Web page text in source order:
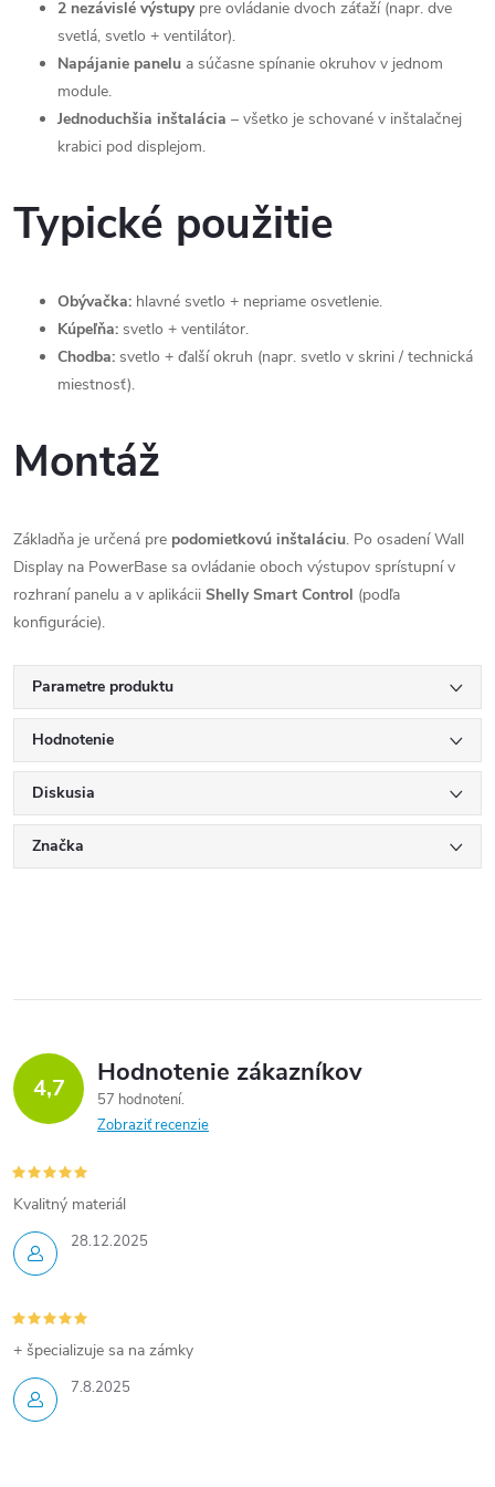
2 nezávislé výstupypre ovládanie dvoch záťaží (napr. dve
svetlá, svetlo + ventilátor).
Napájanie panelu a súčasne spínanie okruhov v jednom
module.
Jednoduchšia inštalácia – všetko je schované v inštalačnej
krabici pod displejom.
Typické použitie
Obývačka: hlavné svetlo + nepriame osvetlenie.
Kúpeľňa: svetlo + ventilátor.
Chodba: svetlo + ďalší okruh (napr. svetlo v skrini / technická
miestnosť).
Montáž
Základňa je určená pre podomietkovú inštaláciu. Po osadení Wall
Display na PowerBase sa ovládanie oboch výstupov sprístupní v
rozhraní panelu a v aplikácii Shelly Smart Control (podľa
konfigurácie).
Parametre produktu
Hodnotenie
Diskusia
Značka
4,7 Hodnotenie zákazníkov
57 hodnotení
Zobraziť recenzie
28.12.2025
Kvalitný materiál
7.8.2025
+ špecializuje sa na zámky